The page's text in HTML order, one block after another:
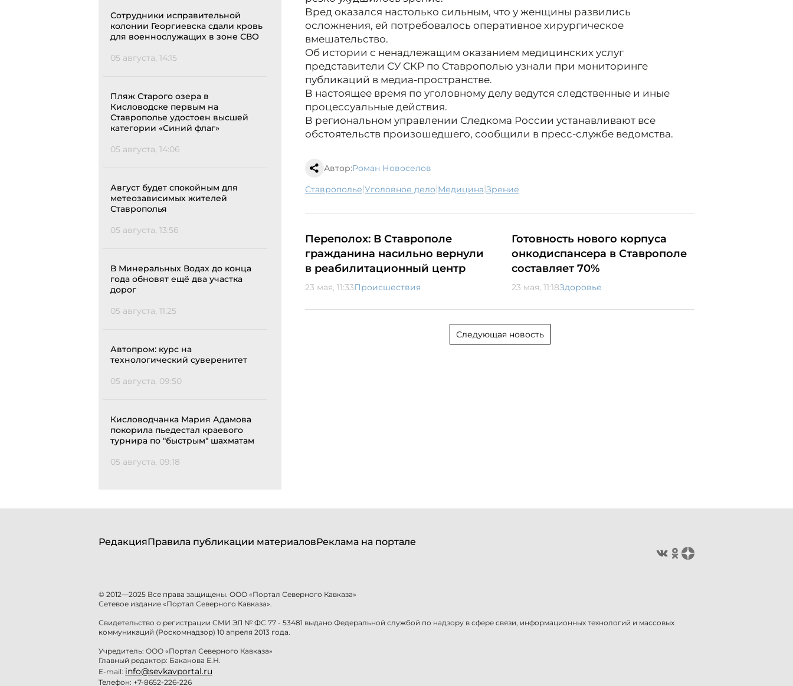
Сотрудники исправительной
колонии Георгиевска сдали кровь
для военнослужащих в зоне СВО
05 августа, 14:15
Пляж Старого озера в
Кисловодске первым на
Ставрополье удостоен высшей
категории «Синий флаг»
05 августа, 14:06
Август будет спокойным для
метеозависимых жителей
Ставрополья
05 августа, 13:56
В Минеральных Водах до конца
года обновят ещё два участка
дорог
05 августа, 11:25
Автопром: курс на
технологический суверенитет
05 августа, 09:50
Кисловодчанка Мария Адамова
покорила пьедестал краевого
турнира по "быстрым" шахматам
05 августа, 09:18
Вред оказался настолько сильным, что у женщины развились
осложнения, ей потребовалось оперативное хирургическое
вмешательство.
Об истории с ненадлежащим оказанием медицинских услуг
представители СУ СКР по Ставрополью узнали при мониторинге
публикаций в медиа-пространстве.
В настоящее время по уголовному делу ведутся следственные и иные
процессуальные действия.
В региональном управлении Следкома России устанавливают все
обстоятельств произошедшего, сообщили в пресс-службе ведомства.
Автор:Роман Новоселов
Ставрополье| уголовное дело| медицина| зрение
Переполох: В Ставрополе
гражданина насильно вернули
в реабилитационный центр
23 мая, 11:33Происшествия
Готовность нового корпуса
онкодиспансера в Ставрополе
составляет 70%
23 мая, 11:18Здоровье
Следующая новость
РедакцияПравила публикации материаловРеклама на портале
© 2012—2025 Все права защищены. ООО «Портал Северного Кавказа»
Сетевое издание «Портал Северного Кавказа».
Свидетельство о регистрации СМИ ЭЛ № ФС 77 - 53481 выдано Федеральной службой по надзору в сфере связи, информационных технологий и массовых
коммуникаций (Роскомнадзор) 10 апреля 2013 года.
Учредитель: ООО «Портал Северного Кавказа»
Главный редактор: Баканова Е.Н.
E-mail: info@sevkavportal.ru
Телефон: +7-8652-226-226